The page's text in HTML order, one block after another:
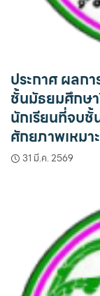
ประกาศ ผลก
ชั้นมัธยมศึกษ
นักเรียนที่จบชั้
ศักยภาพเหมา
31 มี.ค. 2569